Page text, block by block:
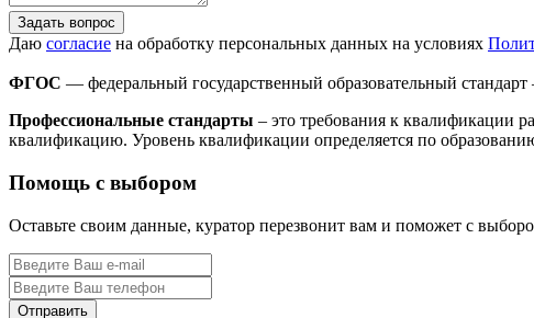
Задать вопрос
Даю согласие на обработку персональных данных на условиях
ФГОС — федеральный государственный образовательный
Профессиональные стандарты – это требования к квалификации
квалификацию. Уровень квалификации определяется по
Помощь с выбором
Оставьте своим данные, куратор перезвонит вам и поможет с